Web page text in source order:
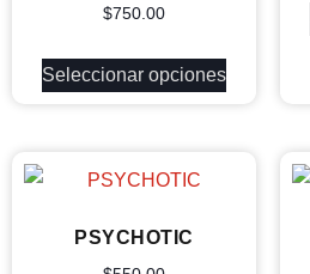
$750.00
Seleccionar opciones
PSYCHOTIC